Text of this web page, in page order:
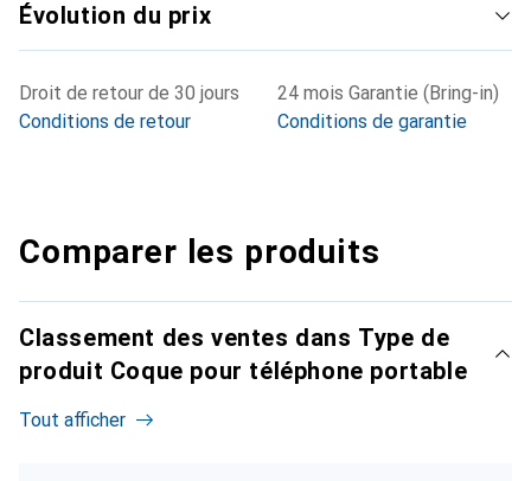
Évolution du prix
Droit de retour de 30 jours
Conditions de retour
24 mois Garantie (Bring-in)
Conditions de garantie
Comparer les produits
Classement des ventes dans Type de
produit Coque pour téléphone portable
Tout afficher